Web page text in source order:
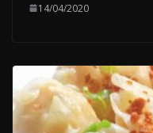
14/04/2020